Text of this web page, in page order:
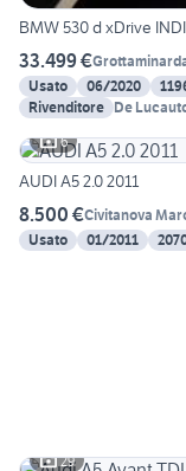
BMW 530 d xDrive
33.499 €
Usato
06/2020
Rivenditore De
6
AUDI A5 2.0 2011
8.500 €Civitanova
Usato
01/2011
29